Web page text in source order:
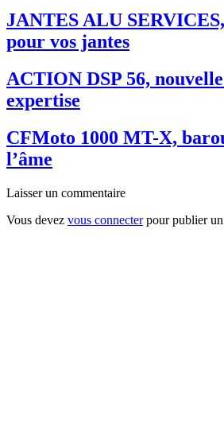
JANTES ALU
pour vos jantes
ACTION DSP 56,
expertise
CFMoto 1000 MT-X,
l’âme
Laisser un commentaire
Vous devez vous connecterpour publier un